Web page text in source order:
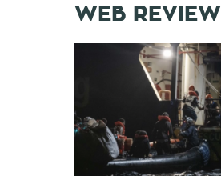
WEB REVIEW